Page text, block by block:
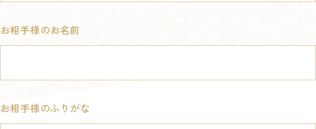
お相手様のお名前
お相手様のふりがな